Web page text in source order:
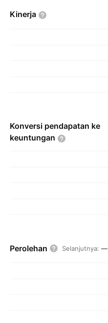
Kinerja
Konversi pendapatan ke
keuntungan
Perolehan Selanjutnya: —